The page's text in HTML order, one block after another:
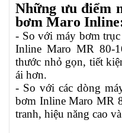
Những ưu điểm
bơm Maro
- So với máy bơm
Inline Maro MR 80-
thước nhỏ gọn, tiết
ái hơn.
- So với các dòng
bơm Inline Maro MR
tranh, hiệu năng cao